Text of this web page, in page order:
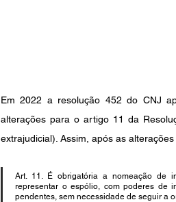
Em 2022 a resolução 452 do CNJ
alterações para o artigo 11 da
extrajudicial). Assim, após as
Art. 11. É obrigatória a nomeação de
representar o espólio, com poderes de
pendentes, sem necessidade de seguir a